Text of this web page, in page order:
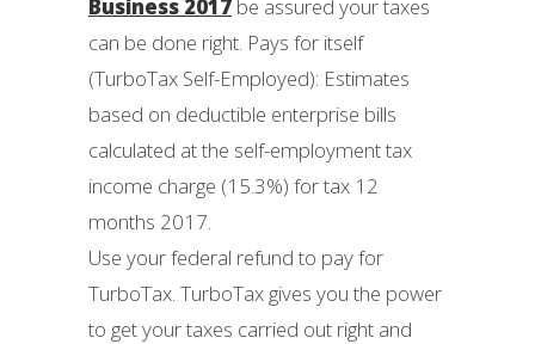
Business 2017 be assured your taxes
can be done right. Pays for itself
(TurboTax Self-Employed): Estimates
based on deductible enterprise bills
calculated at the self-employment tax
income charge (15.3%) for tax 12
months 2017.
Use your federal refund to pay for
TurboTax. TurboTax gives you the power
to get your taxes carried out right and